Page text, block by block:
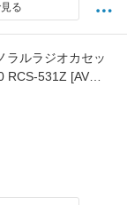
る
ラルラジオカセッ
RCS-531Z [AV機
ヤー]